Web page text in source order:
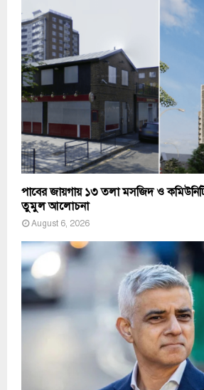
পাবের জায়গায় ১৩ তলা মসজিদ ও
তুমুল আলোচনা
August 6, 2026